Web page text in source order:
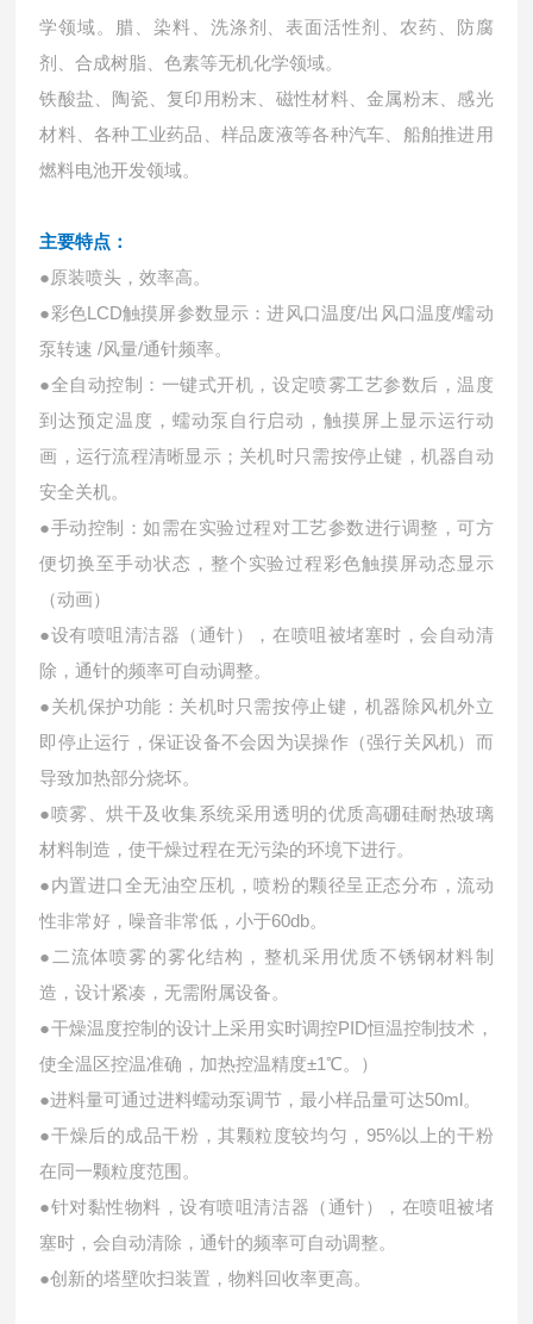
学领域。
腊、染料、洗涤剂、表面活性剂、农药、防腐
剂、合成树脂、色素等无机化学领域。
铁酸盐、陶瓷、复印用粉末、磁性材料、金属粉末、感光
材料、各种工业药品、样品废液等各种汽车、船舶推进用
燃料电池开发领域。
主要特点：
●原装喷头，效率高。
●彩色LCD触摸屏参数显示：进风口温度/出风口温度/蠕动
泵转速 /风量/通针频率。
●全自动控制：一键式开机，设定喷雾工艺参数后，温度
到达预定温度，蠕动泵自行启动，触摸屏上显示运行动
画，运行流程清晰显示；关机时只需按停止键，机器自动
安全关机。
●手动控制：如需在实验过程对工艺参数进行调整，可方
便切换至手动状态，整个实验过程彩色触摸屏动态显示
（动画）
●设有喷咀清洁器（通针），在喷咀被堵塞时，会自动清
除，通针的频率可自动调整。
●关机保护功能：关机时只需按停止键，机器除风机外立
即停止运行，保证设备不会因为误操作（强行关风机）而
导致加热部分烧坏。
●喷雾、烘干及收集系统采用透明的优质高硼硅耐热玻璃
材料制造，使干燥过程在无污染的环境下进行。
●内置进口全无油空压机，喷粉的颗径呈正态分布，流动
性非常好，噪音非常低，小于60db。
●二流体喷雾的雾化结构，整机采用优质不锈钢材料制
造，设计紧凑，无需附属设备。
●干燥温度控制的设计上采用实时调控PID恒温控制技术，
使全温区控温准确，加热控温精度±1℃。 ）
●进料量可通过进料蠕动泵调节，最小样品量可达50ml。
●干燥后的成品干粉，其颗粒度较均匀，95%以上的干粉
在同一颗粒度范围。
●针对黏性物料，设有喷咀清洁器（通针），在喷咀被堵
塞时，会自动清除，通针的频率可自动调整。
●创新的塔壁吹扫装置，物料回收率更高。